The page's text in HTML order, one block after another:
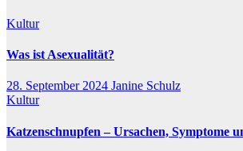
Kultur
Was ist Asexualität?
28. September 2024 Janine Schulz
Kultur
Katzenschnupfen – Ursachen, Symptome